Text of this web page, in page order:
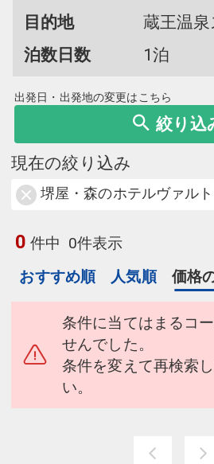
目的地
蔵王温
泊数日数
1泊
出発日・出発地の変更はこちら
絞り込
現在の絞り込み
堺屋・森のホテルヴァル
0 件中 0件表示
おすすめ順
人気順 価格
条件に当てはまるコ
せんでした。
条件を変えて再検索
い。